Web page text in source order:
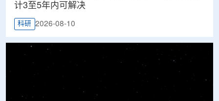
计3至5年内可解决
科研 2026-08-10